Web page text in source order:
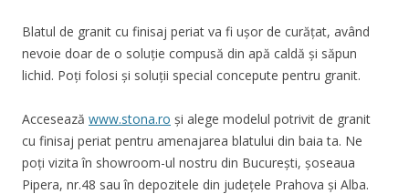
Blatul de granit cu finisaj periat va fi ușor de curățat, având
nevoie doar de o soluție compusă din apă caldă și săpun
lichid. Poți folosi și soluții special concepute pentru granit.
Accesează www.stona.ro și alege modelul potrivit de granit
cu finisaj periat pentru amenajarea blatului din baia ta. Ne
poți vizita în showroom-ul nostru din București, șoseaua
Pipera, nr.48 sau în depozitele din județele Prahova și Alba.